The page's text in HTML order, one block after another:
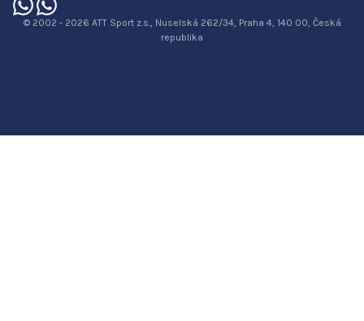
© 2002 - 2026 ATT Sport z.s., Nuselská 262/34, Praha 4, 140 00, Česká
republika